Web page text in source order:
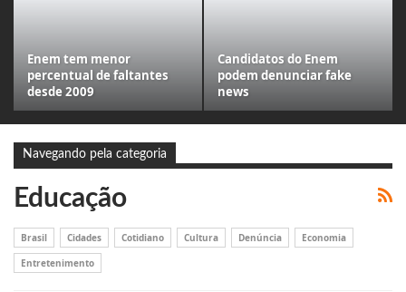
Enem tem menor
percentual de faltantes
desde 2009
Candidatos do Enem
podem denunciar fake
news
Navegando pela categoria
Educação
Brasil Cidades Cotidiano Cultura Denúncia
Economia
Entretenimento